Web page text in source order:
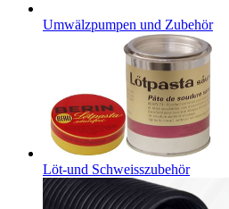
Umwälzpumpen und Zubehör
Löt-und Schweisszubehör